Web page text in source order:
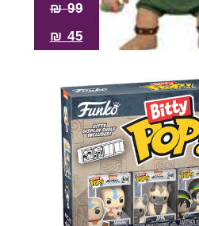
99
₪
45
₪